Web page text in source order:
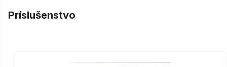
Príslušenstvo